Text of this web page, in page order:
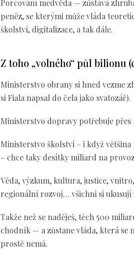
Porcování medvěda — zůstává
peněz, se kterými může vláda
školství, digitalizace, a tak dále.
Z toho „volného“ půl bilionu
Ministerstvo obrany si hned vezme
si Fiala napsal do čela jako svatozář).
Ministerstvo dopravy potřebuje přes
Ministerstvo školství – i když
– chce taky desítky miliard na
Věda, výzkum, kultura, justice,
regionální rozvoj… všichni si ukusují
Takže než se naděješ, těch 500
chodník — a zůstane vláda, která se
prostě nemá.